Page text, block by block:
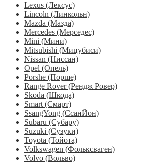
Lexus (Лексус)
Lincoln (Линкольн)
Mazda (Мазда)
Mercedes (Мерседес)
Mini (Мини)
Mitsubishi (Мицубиси)
Nissan (Ниссан)
Opel (Опель)
Porshe (Порше)
Range Rover (Рендж Ровер)
Skoda (Шкода)
Smart (Смарт)
SsangYong (СсанЙон)
Subaru (Субару)
Suzuki (Сузуки)
Toyota (Тойота)
Volkswagen (Фольксваген)
Volvo (Вольво)